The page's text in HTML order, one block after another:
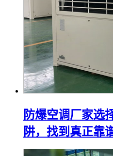
防爆空调厂家选
阱，找到真正靠